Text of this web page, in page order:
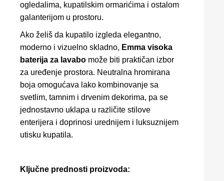
ogledalima, kupatilskim ormarićima i ostalom
galanterijom u prostoru.
Ako želiš da kupatilo izgleda elegantno,
moderno i vizuelno skladno, Emma visoka
baterija za lavabo može biti praktičan izbor
za uređenje prostora. Neutralna hromirana
boja omogućava lako kombinovanje sa
svetlim, tamnim i drvenim dekorima, pa se
jednostavno uklapa u različite stilove
enterijera i doprinosi urednijem i luksuznijem
utisku kupatila.
Ključne prednosti proizvoda: